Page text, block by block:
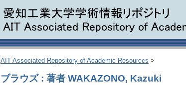
AIT Associated Repository of Academic Resources >
ブラウズ : 著者 WAKAZONO, Kazuki